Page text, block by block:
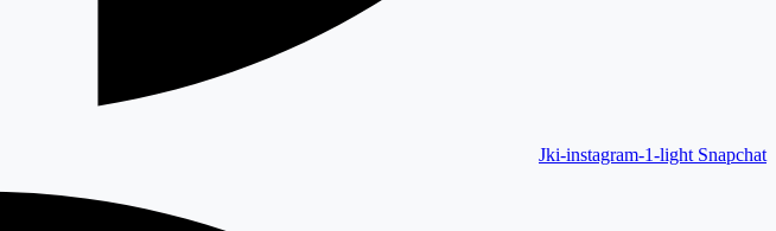
Jki-instagram-1-light Snapchat